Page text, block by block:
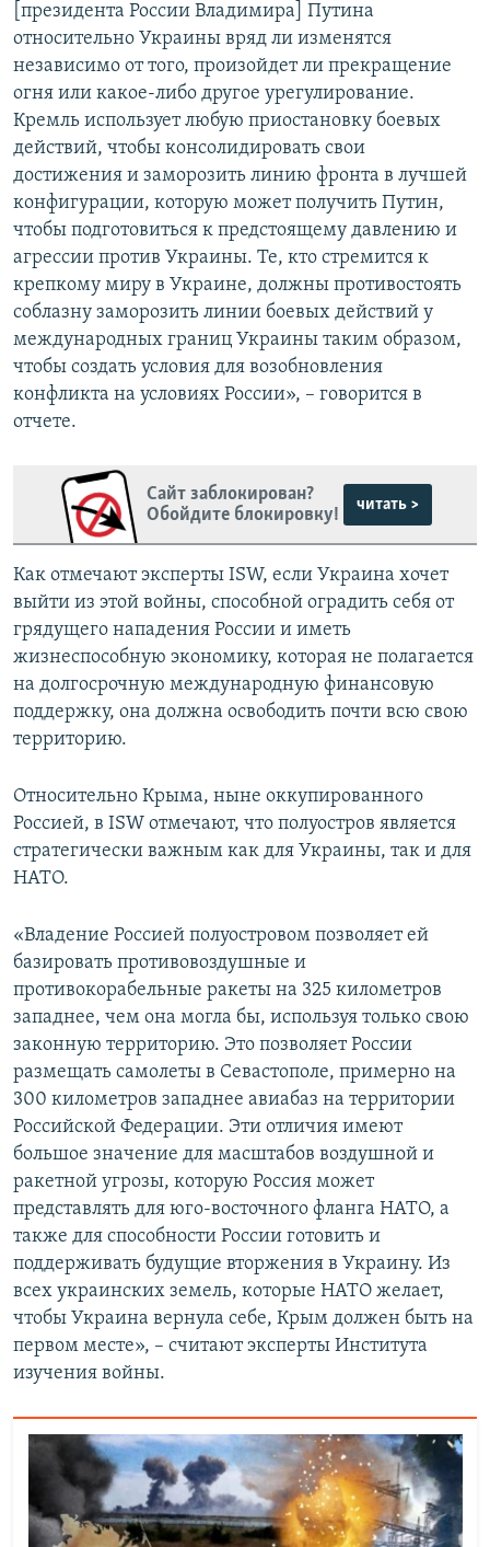
[президента России Владимира] Путина
относительно Украины вряд ли изменятся
независимо от того, произойдет ли прекращение
огня или какое-либо другое урегулирование.
Кремль использует любую приостановку боевых
действий, чтобы консолидировать свои
достижения и заморозить линию фронта в лучшей
конфигурации, которую может получить Путин,
чтобы подготовиться к предстоящему давлению и
агрессии против Украины. Те, кто стремится к
крепкому миру в Украине, должны противостоять
соблазну заморозить линии боевых действий у
международных границ Украины таким образом,
чтобы создать условия для возобновления
конфликта на условиях России», – говорится в
отчете.
Сайт заблокирован?
Обойдите блокировку!
читать >
Как отмечают эксперты ISW, если Украина хочет
выйти из этой войны, способной оградить себя от
грядущего нападения России и иметь
жизнеспособную экономику, которая не полагается
на долгосрочную международную финансовую
поддержку, она должна освободить почти всю свою
территорию.
Относительно Крыма, ныне оккупированного
Россией, в ISW отмечают, что полуостров является
стратегически важным как для Украины, так и для
НАТО.
«Владение Россией полуостровом позволяет ей
базировать противовоздушные и
противокорабельные ракеты на 325 километров
западнее, чем она могла бы, используя только свою
законную территорию. Это позволяет России
размещать самолеты в Севастополе, примерно на
300 километров западнее авиабаз на территории
Российской Федерации. Эти отличия имеют
большое значение для масштабов воздушной и
ракетной угрозы, которую Россия может
представлять для юго-восточного фланга НАТО, а
также для способности России готовить и
поддерживать будущие вторжения в Украину. Из
всех украинских земель, которые НАТО желает,
чтобы Украина вернула себе, Крым должен быть на
первом месте», – считают эксперты Института
изучения войны.